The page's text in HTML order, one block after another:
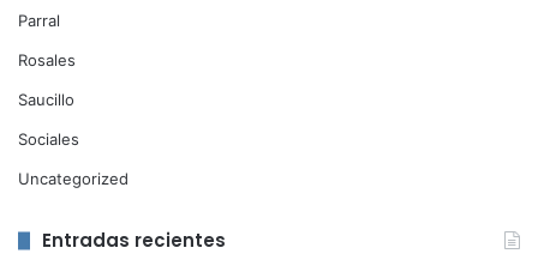
Parral
Rosales
Saucillo
Sociales
Uncategorized
Entradas recientes